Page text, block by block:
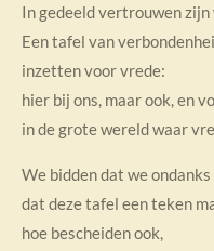
In gedeeld vertrouwen zijn
Een tafel van
inzetten voor vrede:
hier bij ons, maar ook, en
in de grote wereld waar
We bidden dat we
dat deze tafel een teken
hoe bescheiden ook,